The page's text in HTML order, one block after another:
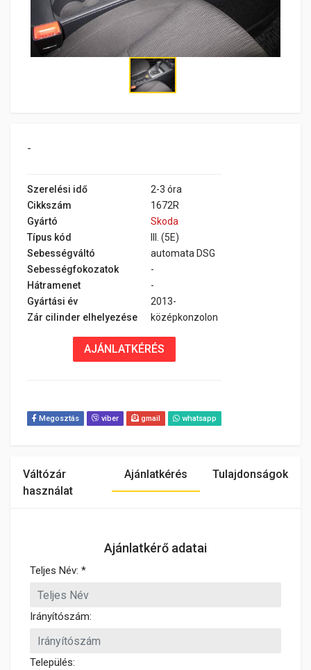
-
Szerelési idő
2-3 óra
Cikkszám
1672R
Gyártó
Skoda
Típus kód
III. (5E)
Sebességváltó
automata DSG
Sebességfokozatok
-
Hátramenet
-
Gyártási év
2013-
Zár cilinder elhelyezése
középkonzolon
AJÁNLATKÉRÉS
Megosztás viber gmail whatsapp
Váltózár
használat
Ajánlatkérés Tulajdonságok
Ajánlatkérő adatai
Teljes Név: *
Irányítószám:
Település: